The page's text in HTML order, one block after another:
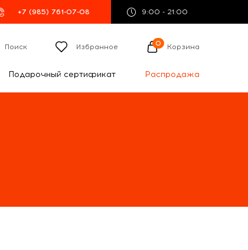
+7 (985) 761-07-08 9:00 - 21:00
Поиск Избранное 0 Корзина
Подарочный сертификат Распродажа